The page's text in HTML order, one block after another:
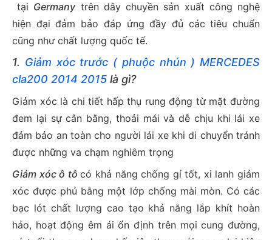
tại Germany trên dây chuyền sản xuất công nghệ
hiện đại đảm bảo đáp ứng đầy đủ các tiêu chuẩn
cũng như chất lượng quốc tế.
1. Giảm xóc trước ( phuộc nhún ) MERCEDES
cla200 2014 2015 là gì?
Giảm xóc là chi tiết hấp thụ rung động từ mặt đường
đem lại sự cân bằng, thoải mái và dễ chịu khi lái xe
đảm bảo an toàn cho người lái xe khi di chuyển tránh
được những va chạm nghiêm trọng
Giảm xóc ô tôcó khả năng chống gỉ tốt, xi lanh giảm
xóc được phủ bằng một lớp chống mài mòn. Có các
bạc lót chất lượng cao tạo khả năng lắp khít hoàn
hảo, hoạt động êm ái ổn định trên mọi cung đường,